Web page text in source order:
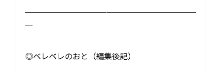
◎ベレベレのおと（編集後記）